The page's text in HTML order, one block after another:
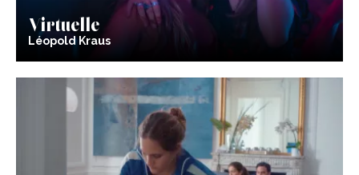
Virtuelle
Léopold Kraus